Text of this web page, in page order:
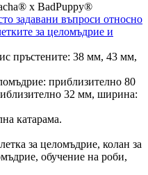
x BadPuppy®
задавани въпроси относно
за целомъдрие и
пръстените: 38 мм, 43 мм,
приблизително 80
32 мм, ширина:
катарама.
за целомъдрие, колан за
обучение на роби,